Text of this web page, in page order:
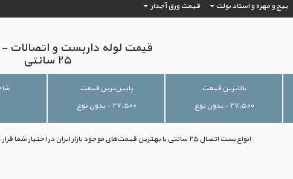
پیچ و مهره و استاد بولت قیمت ورق آجدار
قیمت لوله داربست و
۲۵ سانتی
بالاترین قیمت
۲۷,۵۰۰ - بدون نوع
پایین‌ترین قیمت
۲۷,۵۰۰ - بدون نوع
انواع بست اتصال ۲۵ سانتی با بهترین قیمت‌های موجود بازار ایران در اختیار شما قرار گرفته است. جهت خرید می‌توانید با ما تماس بگیرید.